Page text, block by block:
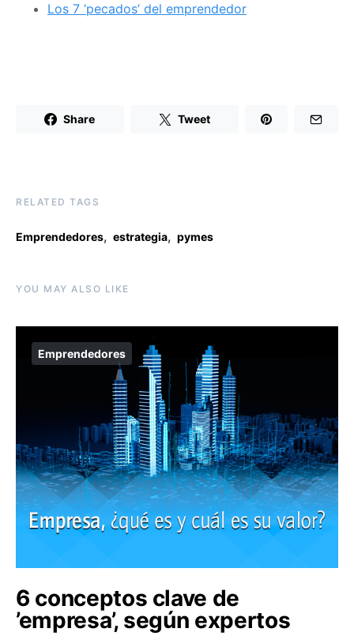
Los 7 ‘pecados’ del emprendedor
Share Tweet
RELATED TAGS
Emprendedores, estrategia, pymes
YOU MAY ALSO LIKE
Emprendedores
6 conceptos clave de
’empresa’, según expertos